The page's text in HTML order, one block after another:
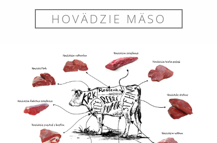
HOVÄDZIE MÄSO